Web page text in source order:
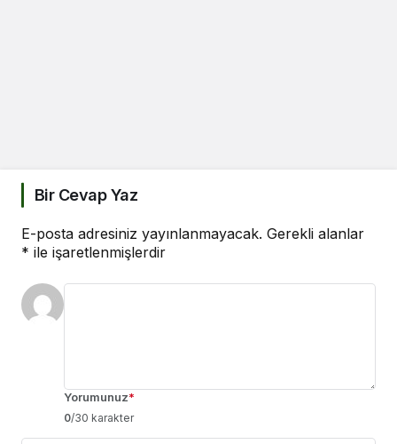
Bir Cevap Yaz
E-posta adresiniz yayınlanmayacak. Gerekli alanlar
* ile işaretlenmişlerdir
Yorumunuz*
0/30 karakter